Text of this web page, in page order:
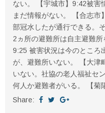
ない。 【宇城市】9:42被害
まだ情報がない。 【合志
部冠水したが通行できる。
2ヵ所の避難所は自主避難所
9:25 被害状況は今のところ
が、避難所いない。 【大津
いない。社協の老人福祉セ
何人か避難者がいる。 【菊
Share: